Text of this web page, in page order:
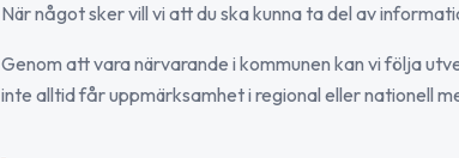
När något sker vill vi att du ska kunna ta del av
Genom att vara närvarande i kommunen kan vi följa
inte alltid får uppmärksamhet i regional eller nationell